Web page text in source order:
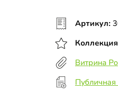
Артикул:
Витрина